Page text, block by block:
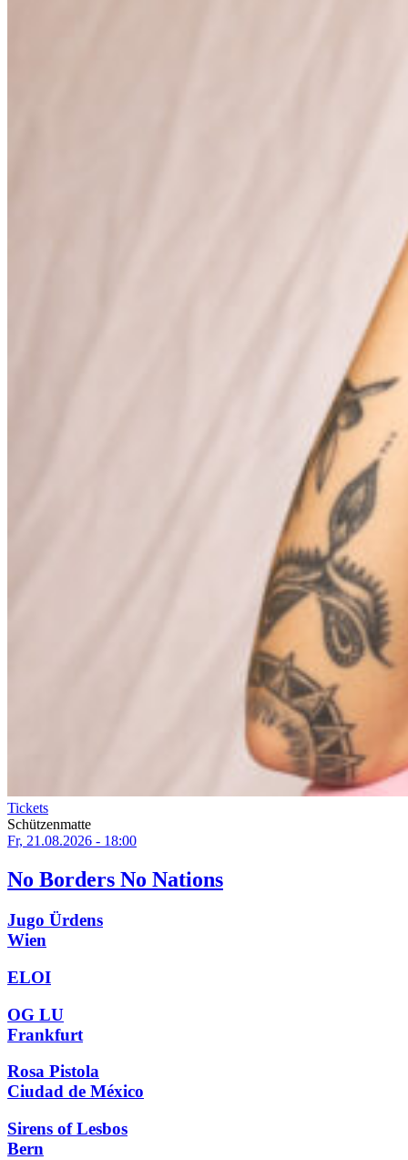
Tickets
Schützenmatte
Fr, 21.08.2026 - 18:00
No Borders No Nations
Jugo Ürdens
Wien
ELOI
OG LU
Frankfurt
Rosa Pistola
Ciudad de México
Sirens of Lesbos
Bern